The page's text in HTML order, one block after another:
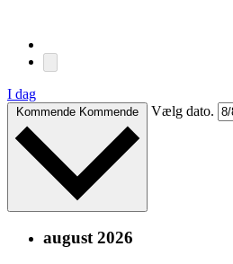
I dag
Kommende Kommende Vælg dato.
august 2026